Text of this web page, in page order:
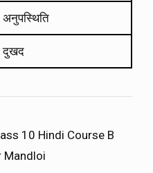
अनुपस्थिति
दुखद
10 Hindi Course B
Mandloi